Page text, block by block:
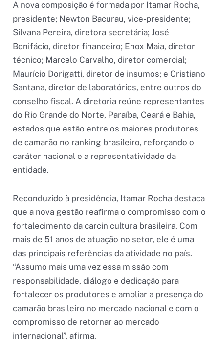
A nova composição é formada por Itamar Rocha,
presidente; Newton Bacurau, vice-presidente;
Silvana Pereira, diretora secretária; José
Bonifácio, diretor financeiro; Enox Maia, diretor
técnico; Marcelo Carvalho, diretor comercial;
Maurício Dorigatti, diretor de insumos; e Cristiano
Santana, diretor de laboratórios, entre outros do
conselho fiscal. A diretoria reúne representantes
do Rio Grande do Norte, Paraíba, Ceará e Bahia,
estados que estão entre os maiores produtores
de camarão no ranking brasileiro, reforçando o
caráter nacional e a representatividade da
entidade.
Reconduzido à presidência, Itamar Rocha destaca
que a nova gestão reafirma o compromisso com o
fortalecimento da carcinicultura brasileira. Com
mais de 51 anos de atuação no setor, ele é uma
das principais referências da atividade no país.
“Assumo mais uma vez essa missão com
responsabilidade, diálogo e dedicação para
fortalecer os produtores e ampliar a presença do
camarão brasileiro no mercado nacional e com o
compromisso de retornar ao mercado
internacional”, afirma.